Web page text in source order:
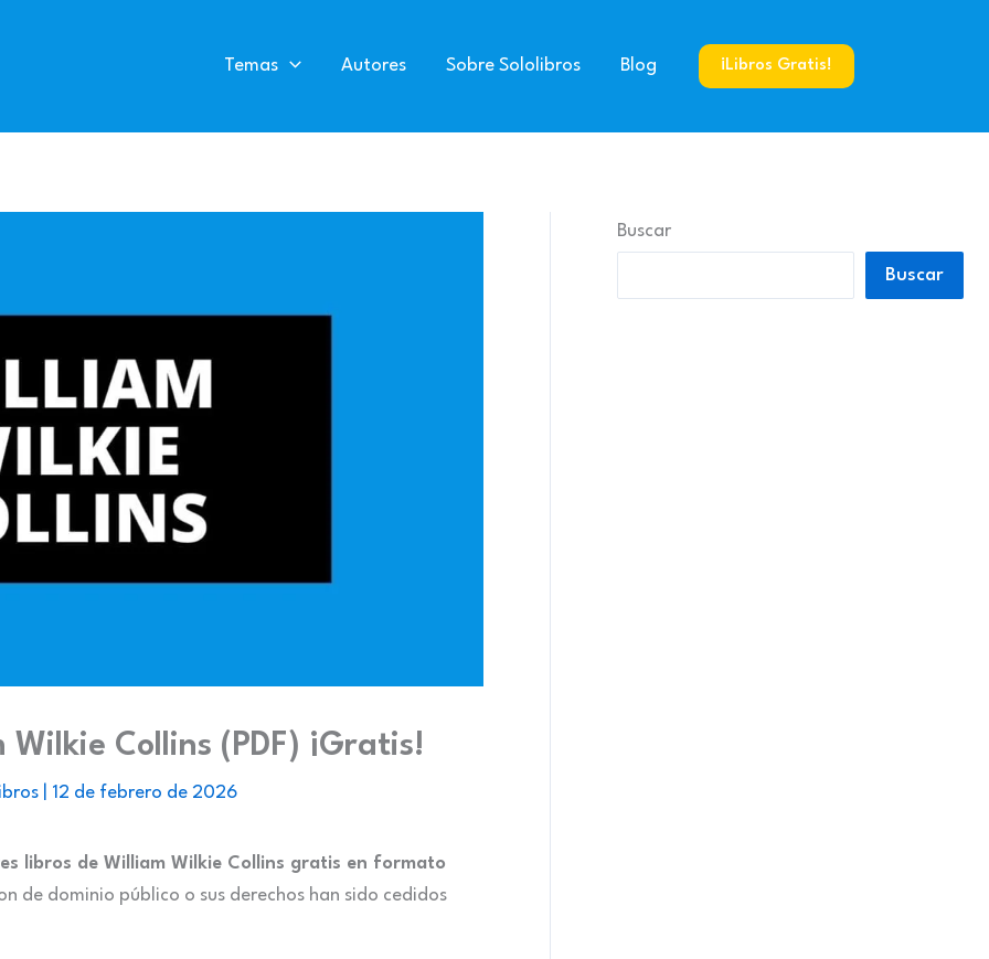
Temas Autores Sobre Sololibros Blog ¡Libros Gratis!
Wilkie Collins (PDF) ¡Gratis!
12 de febrero de 2026
libros de William Wilkie Collins gratis en formato
de dominio público o sus derechos han sido cedidos
Buscar
Buscar